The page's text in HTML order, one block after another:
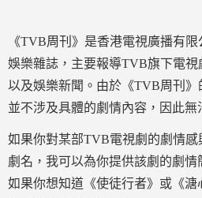
《TVB周刊》是香港電視廣播有
娛樂雜誌，主要報導TVB旗下電
以及娛樂新聞。由於《TVB周刊》
並不涉及具體的劇情內容，因此無
如果你對某部TVB電視劇的劇情
劇名，我可以為你提供該劇的劇情
如果你想知道《使徒行者》或《